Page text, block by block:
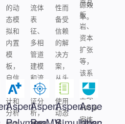
源效
率。
的动
态模
拟和
内置
模
板，
自信
地设
计和
分析
流体
表
征、
多相
管道
建模
和流
量保
证分
析，
性而
备受
信赖
的解
决方
案，
从头
到尾
使用
动态
产品
板
岩、
资本
扩张
等，
该系
统在
全球
400多
家炼
AspenAspenAspenAspen